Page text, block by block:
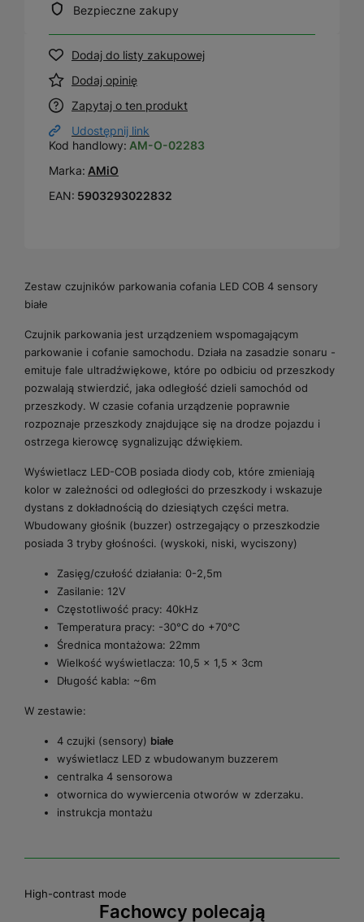
Bezpieczne zakupy
Dodaj do listy zakupowej
Dodaj opinię
Zapytaj o ten produkt
Udostępnij link
Kod handlowy: AM-O-02283
Marka: AMiO
EAN: 5903293022832
Zestaw czujników parkowania cofania LED COB 4 sensory
białe
Czujnik parkowania jest urządzeniem wspomagającym
parkowanie i cofanie samochodu. Działa na zasadzie sonaru -
emituje fale ultradźwiękowe, które po odbiciu od przeszkody
pozwalają stwierdzić, jaka odległość dzieli samochód od
przeszkody. W czasie cofania urządzenie poprawnie
rozpoznaje przeszkody znajdujące się na drodze pojazdu i
ostrzega kierowcę sygnalizując dźwiękiem.
Wyświetlacz LED-COB posiada diody cob, które zmieniają
kolor w zależności od odległości do przeszkody i wskazuje
dystans z dokładnością do dziesiątych części metra.
Wbudowany głośnik (buzzer) ostrzegający o przeszkodzie
posiada 3 tryby głośności. (wyskoki, niski, wyciszony)
Zasięg/czułość działania: 0-2,5m
Zasilanie: 12V
Częstotliwość pracy: 40kHz
Temperatura pracy: -30°C do +70°C
Średnica montażowa: 22mm
Wielkość wyświetlacza: 10,5 x 1,5 x 3cm
Długość kabla: ~6m
W zestawie:
4 czujki (sensory) białe
wyświetlacz LED z wbudowanym buzzerem
centralka 4 sensorowa
otwornica do wywiercenia otworów w zderzaku.
instrukcja montażu
High-contrast mode
Fachowcy polecają